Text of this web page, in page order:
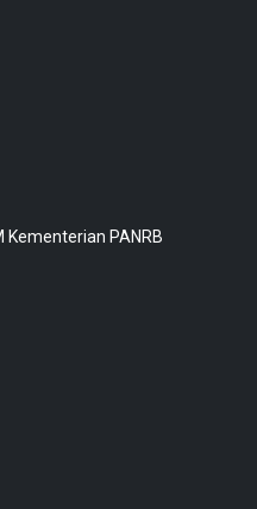
Kementerian PANRB